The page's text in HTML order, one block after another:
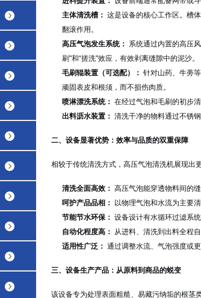
主体清洗槽： 这是设备的核心工作区。槽
翻滚作用。
高压气泡发生系统： 系统通过内置的高压
刷"和“搓洗"效应，有效剥离缝隙中的泥沙。
毛刷辊装置（可选配）： 针对山药、牛蒡
顽固表皮和根须，而不损伤肉质。
喷淋漂洗系统： 在经过气泡和毛刷的初步
出料沥水装置： 清洗干净的物料通过不锈
二、设备显著优势：效率与品质的双重保障
相较于传统清洗方式，高压气泡清洗机展现出
清洗全面高效： 高压气泡能穿透物料间的
呵护产品品相：
以物理气泡和水流为主要
节能节水环保： 设备设计有水循环过滤系
自动化程度高： 从进料、清洗到出料全程
适用性广泛： 通过调整水流、气泡强度或
三、设备生产产品：从原料到商品的蜕变
该设备专为处理表面粗糙、易藏污纳垢的根茎